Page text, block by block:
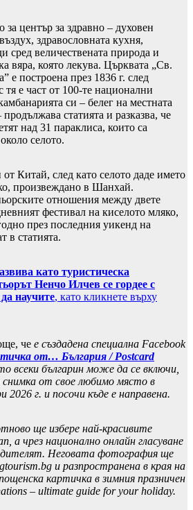
център за здравно – духовен
здравословната кухня,
сред величествената природа и
вяра, която лекува. Църквата „Св.
е построена през 1836 г. след
е част от 100-те национални
си – белег на местната
статията и разказва, че
над 31 параклиса, които са
селото.
от Китай, след като селото даде името
произвеждано в Шанхай.
отношения между двете
фестивал на киселото мляко,
през последния уикенд на
в статията.
като туристическа
Ненчо Илчев се гордее с
научите, като кликнете върху
че е създадена специална Facebook
от… България / Postcard
всеки българин може да се включи,
снимка от свое любимо място в
2026 г. и посочи къде е направена.
ще избере най-красивите
а чрез национално онлайн гласуване
Неговата фотография ще
и разпространена в края на
картичка в зимния празничен
– ultimate guide for your holiday.